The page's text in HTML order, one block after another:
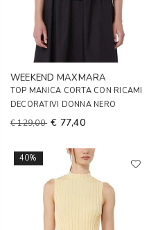
WEEKEND MAXMARA
TOP MANICA CORTA CON RICAMI
DECORATIVI DONNA NERO
€ 129,00 € 77,40
40%